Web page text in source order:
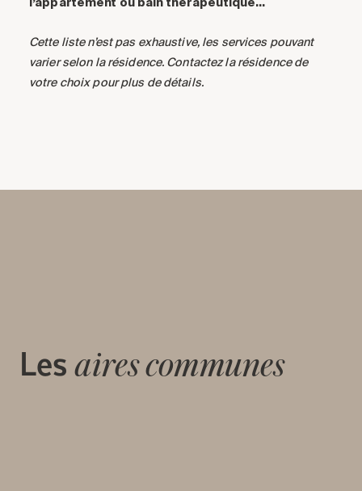
Cette liste n’est pas exhaustive, les services pouvant
varier selon la résidence. Contactez la résidence de
votre choix pour plus de détails.
Lesaires communes